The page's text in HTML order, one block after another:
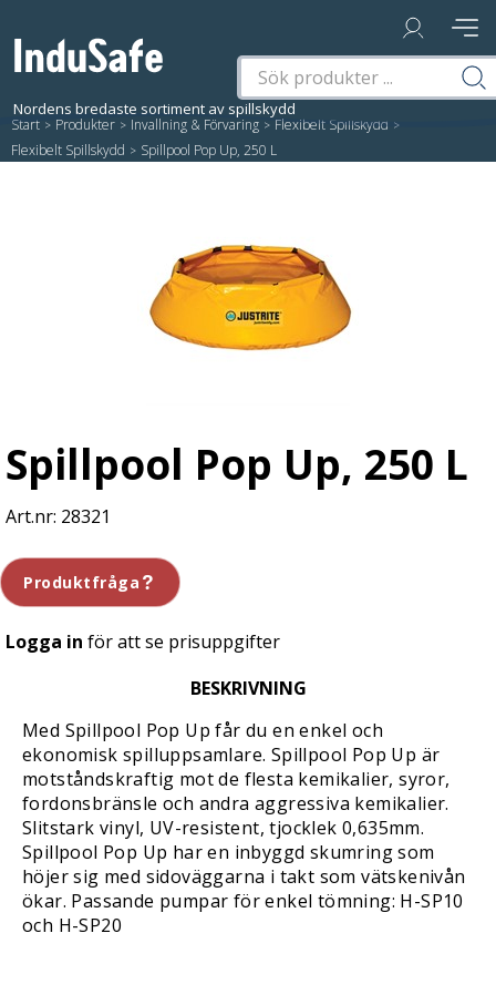
Start / Produkter / Invallning & Förvaring / Flexibelt Spillskydd /
Flexibelt Spillskydd / Spillpool Pop Up, 250 L
Spillpool Pop Up, 250 L
28321
Produktfråga
Logga in för att se prisuppgifter
BESKRIVNING
Med Spillpool Pop Up får du en enkel och
ekonomisk spilluppsamlare. Spillpool Pop Up är
motståndskraftig mot de flesta kemikalier, syror,
fordonsbränsle och andra aggressiva kemikalier.
Slitstark vinyl, UV-resistent, tjocklek 0,635mm.
Spillpool Pop Up har en inbyggd skumring som
höjer sig med sidoväggarna i takt som vätskenivån
ökar. Passande pumpar för enkel tömning: H-SP10
och H-SP20